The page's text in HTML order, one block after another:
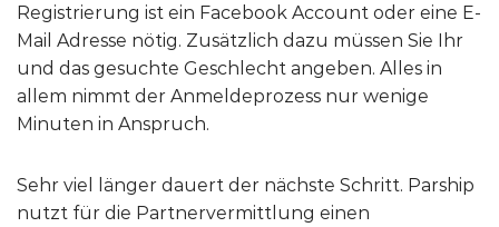
Registrierung ist ein Facebook Account oder eine E-
Mail Adresse nötig. Zusätzlich dazu müssen Sie Ihr
und das gesuchte Geschlecht angeben. Alles in
allem nimmt der Anmeldeprozess nur wenige
Minuten in Anspruch.
Sehr viel länger dauert der nächste Schritt. Parship
nutzt für die Partnervermittlung einen